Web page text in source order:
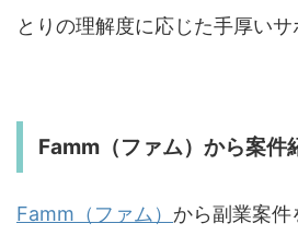
とりの理解度に応じた手厚いサ
Famm（ファム）から案件
Famm（ファム） から副業案